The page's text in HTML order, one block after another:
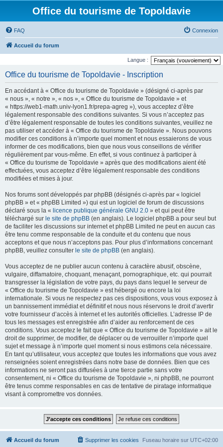
Office du tourisme de Topoldavie
FAQ Connexion
Accueil du forum
Langue :
Office du tourisme de Topoldavie - Inscription
En accédant à « Office du tourisme de Topoldavie » (désigné ci-après par
« nous », « notre », « nos », « Office du tourisme de Topoldavie » et
« https://web1-math.univ-lyon1.fr/prepa-agreg »), vous acceptez d’être
légalement responsable des conditions suivantes. Si vous n’acceptez pas
d’être légalement responsable de toutes les conditions suivantes, veuillez ne
pas utiliser et accéder à « Office du tourisme de Topoldavie ». Nous pouvons
modifier ces conditions à n’importe quel moment et nous essaierons de vous
informer de ces modifications, bien que nous vous conseillons de vérifier
régulièrement par vous-même. En effet, si vous continuez à participer à
« Office du tourisme de Topoldavie » après que des modifications aient été
effectuées, vous acceptez d’être légalement responsable des conditions
modifiées et mises à jour.
Nos forums sont développés par phpBB (désignés ci-après par « logiciel
phpBB » et « phpBB Limited ») qui est un logiciel de forum de discussions
déclaré sous la « licence publique générale GNU 2.0 » et qui peut être
téléchargé sur le site de phpBB (en anglais). Le logiciel phpBB a pour seul but
de faciliter les discussions sur internet et phpBB Limited ne peut en aucun cas
être tenu comme responsable de la conduite et du contenu que nous
acceptons et que nous n’acceptons pas. Pour plus d’informations concernant
phpBB, veuillez consulter le site de phpBB (en anglais).
Vous acceptez de ne publier aucun contenu à caractère abusif, obscène,
vulgaire, diffamatoire, choquant, menaçant, pornographique, etc. qui pourrait
transgresser la législation de votre pays, du pays dans lequel le serveur de
« Office du tourisme de Topoldavie » est hébergé ou encore la loi
internationale. Si vous ne respectez pas ces dispositions, vous vous exposez à
un bannissement immédiat et définitif et nous nous réservons le droit d’avertir
votre fournisseur d’accès à internet et les autorités officielles. L’adresse IP de
tous les messages est enregistrée afin d’aider au renforcement de ces
conditions. Vous acceptez le fait que « Office du tourisme de Topoldavie » ait le
droit de supprimer, de modifier, de déplacer ou de verrouiller n’importe quel
sujet et message à n’importe quel moment si nous estimons cela nécessaire.
En tant qu’utilisateur, vous acceptez que toutes les informations que vous avez
renseignées soient enregistrées dans notre base de données. Bien que ces
informations ne seront pas diffusées à une tierce partie sans votre
consentement, ni « Office du tourisme de Topoldavie », ni phpBB, ne pourront
être tenus comme responsables en cas de tentative de piratage informatique
visant à compromettre vos données.
Accueil du forum Fuseau horaire sur UTC+02:00
Supprimer les cookies